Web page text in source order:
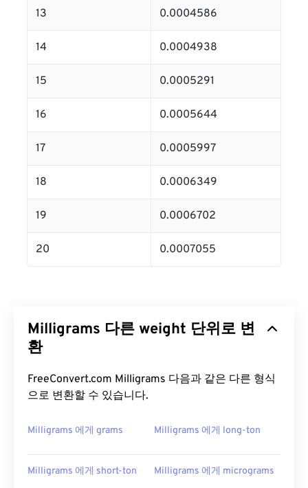
13 0.0004586
14 0.0004938
15 0.0005291
16 0.0005644
17 0.0005997
18 0.0006349
19 0.0006702
20 0.0007055
Milligrams 다른 weight 단위로 변
환
FreeConvert.com Milligrams 다음과 같은 다른 형식
으로 변환할 수 있습니다.
Milligrams 에게 grams Milligrams 에게 long-ton
Milligrams 에게 short-ton Milligrams 에게 micrograms